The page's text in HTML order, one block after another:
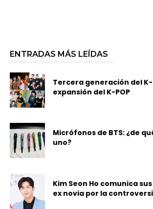
ENTRADAS MÁS LEÍDAS
Tercera generación del K-
expansión del K-POP
Micrófonos de BTS: ¿de
uno?
Kim Seon Ho comunica
ex novia por la